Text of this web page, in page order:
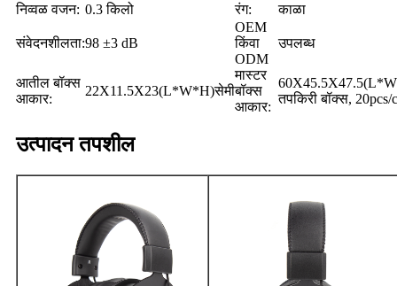
निव्वळ वजन: 0.3 किलो रंग: काळा
संवेदनशीलता:98 ±3 dB
OEM
किंवा
ODM
उपलब्ध
आतील बॉक्स
आकार:
22X11.5X23(L*W*H)सेमी
मास्टर
बॉक्स
आकार:
तपकिरी बॉक्स, 20pcs/
उत्पादन तपशील